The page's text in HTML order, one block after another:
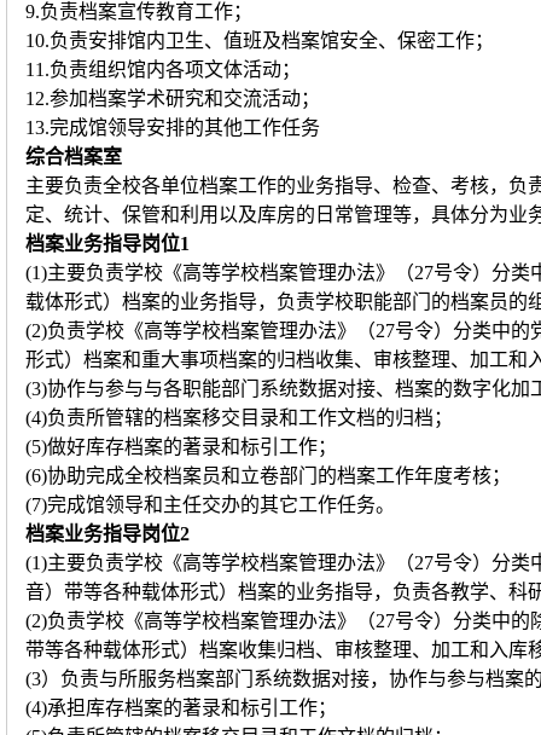
9.负责档案宣传教育工作；
10.负责安排馆内卫生、值班及档案馆安全、保密工作；
11.负责组织馆内各项文体活动；
12.参加档案学术研究和交流活动；
13.完成馆领导安排的其他工作任务
综合档案室
主要负责全校各单位档案工作的业务指导、检查、考核，
定、统计、保管和利用以及库房的日常管理等，具体分为业
档案业务指导岗位1
(1)主要负责学校《高等学校档案管理办法》（27号令）分
载体形式）档案的业务指导，负责学校职能部门的档案员的
(2)负责学校《高等学校档案管理办法》（27号令）分类中
形式）档案和重大事项档案的归档收集、审核整理、加工和
(3)协作与参与与各职能部门系统数据对接、档案的数字化
(4)负责所管辖的档案移交目录和工作文档的归档；
(5)做好库存档案的著录和标引工作；
(6)协助完成全校档案员和立卷部门的档案工作年度考核；
(7)完成馆领导和主任交办的其它工作任务。
档案业务指导岗位2
(1)主要负责学校《高等学校档案管理办法》（27号令）分
音）带等各种载体形式）档案的业务指导，负责各教学、科
(2)负责学校《高等学校档案管理办法》（27号令）分类中
带等各种载体形式）档案收集归档、审核整理、加工和入库
(3）负责与所服务档案部门系统数据对接，协作与参与档案
(4)承担库存档案的著录和标引工作；